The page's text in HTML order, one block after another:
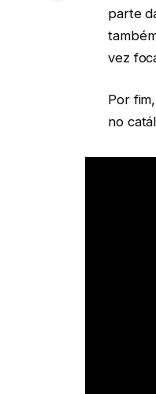
parte
vez
Por
no